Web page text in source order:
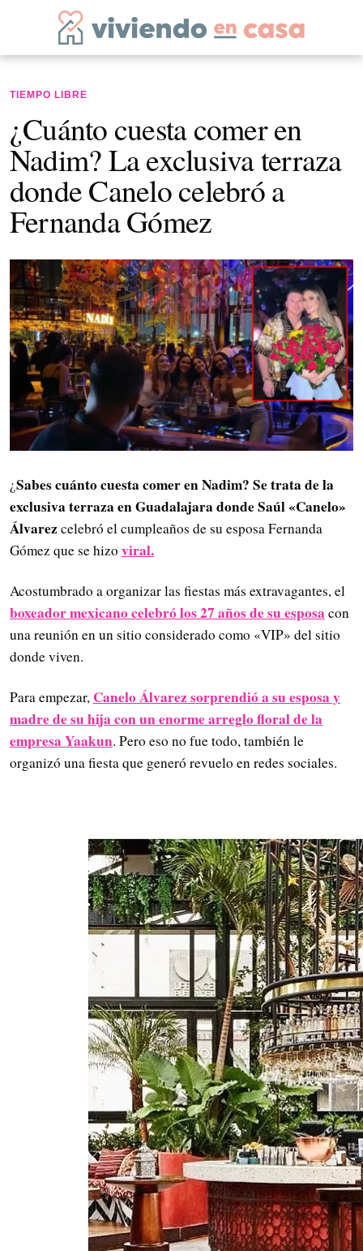
TIEMPO LIBRE
¿Cuánto cuesta comer en
Nadim? La exclusiva terraza
donde Canelo celebró a
Fernanda Gómez
¿Sabes cuánto cuesta comer en Nadim? Se trata de la
exclusiva terraza en Guadalajara donde Saúl «Canelo»
Álvarezcelebró el cumpleaños de su esposa Fernanda
Gómez que se hizo viral.
Acostumbrado a organizar las fiestas más extravagantes, el
boxeador mexicano celebró los 27 años de su esposa con
una reunión en un sitio considerado como «VIP» del sitio
donde viven.
Para empezar, Canelo Álvarez sorprendió a su esposa y
madre de su hija con un enorme arreglo floral de la
empresa Yaakun. Pero eso no fue todo, también le
organizó una fiesta que generó revuelo en redes sociales.